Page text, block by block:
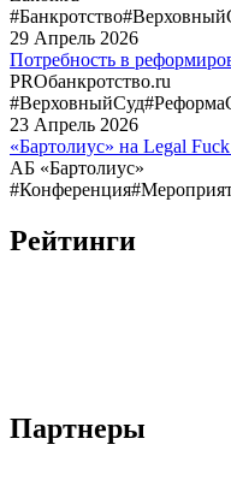
#Банкротство
29 Апрель 2026
Потребность в
PROбанкротство.ru
#ВерховныйСуд
23 Апрель 2026
«Бартолиус» на Legal
АБ «Бартолиус»
#Конференция
Рейтинги
Партнеры